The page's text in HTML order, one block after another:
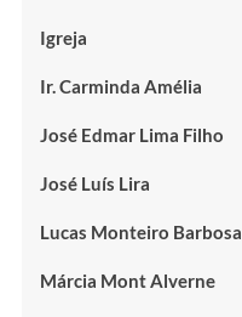
Igreja
Ir. Carminda Amélia
José Edmar Lima Filho
José Luís Lira
Lucas Monteiro Barbosa
Márcia Mont Alverne